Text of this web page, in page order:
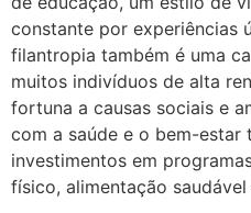
constante por experiências
filantropia também é uma
muitos indivíduos de alta
fortuna a causas sociais e
com a saúde e o bem-estar
investimentos em
físico, alimentação